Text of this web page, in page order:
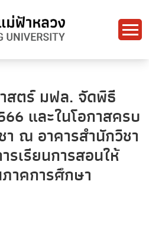
สตร์ มฟล. จัดพิธี
และในโอกาสครบ
า ณ อาคารสำนักวิชา
รเรียนการสอนให้
าคการศึกษา